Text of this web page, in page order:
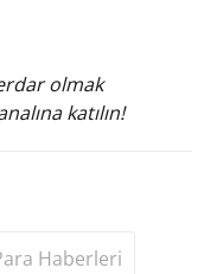
olmak
katılın!
Haberleri